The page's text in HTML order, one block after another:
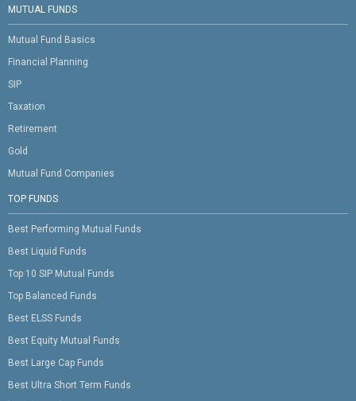
MUTUAL FUNDS
Mutual Fund Basics
Financial Planning
SIP
Taxation
Retirement
Gold
Mutual Fund Companies
TOP FUNDS
Best Performing Mutual Funds
Best Liquid Funds
Top 10 SIP Mutual Funds
Top Balanced Funds
Best ELSS Funds
Best Equity Mutual Funds
Best Large Cap Funds
Best Ultra Short Term Funds